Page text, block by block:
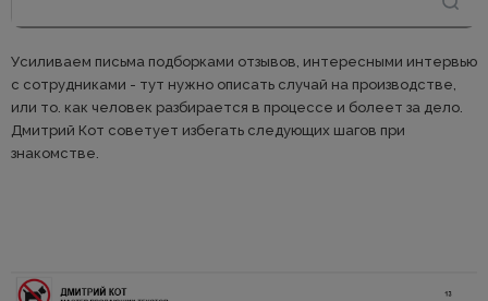
Усиливаем письма подборками отзывов, интересными интервью
с сотрудниками - тут нужно описать случай на производстве,
или то. как человек разбирается в процессе и болеет за дело.
Дмитрий Кот советует избегать следующих шагов при
знакомстве.